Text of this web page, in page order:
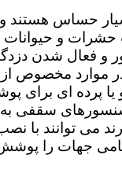
حساس هستند و
و حیوانات
و فعال شدن
در موارد مخصوص
درجه و یا پرده ای
سنسورهای
دارند می توانند
جهات را پوشش